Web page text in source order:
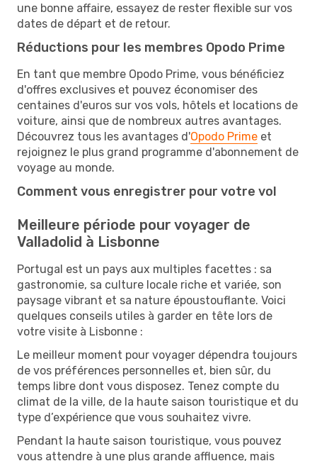
une bonne affaire, essayez de rester flexible sur vos
dates de départ et de retour.
Réductions pour les membres Opodo Prime
En tant que membre Opodo Prime, vous bénéficiez
d'offres exclusives et pouvez économiser des
centaines d'euros sur vos vols, hôtels et locations de
voiture, ainsi que de nombreux autres avantages.
Découvrez tous les avantages d'Opodo Prime et
rejoignez le plus grand programme d'abonnement de
voyage au monde.
Comment vous enregistrer pour votre vol
Meilleure période pour voyager de
Valladolid à Lisbonne
Portugal est un pays aux multiples facettes : sa
gastronomie, sa culture locale riche et variée, son
paysage vibrant et sa nature époustouflante. Voici
quelques conseils utiles à garder en tête lors de
votre visite à Lisbonne :
Le meilleur moment pour voyager dépendra toujours
de vos préférences personnelles et, bien sûr, du
temps libre dont vous disposez. Tenez compte du
climat de la ville, de la haute saison touristique et du
type d’expérience que vous souhaitez vivre.
Pendant la haute saison touristique, vous pouvez
vous attendre à une plus grande affluence, mais